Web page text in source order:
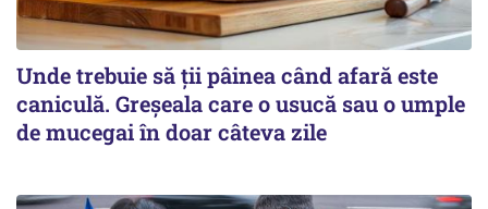
Unde trebuie să ții pâinea când afară este
caniculă. Greșeala care o usucă sau o umple
de mucegai în doar câteva zile